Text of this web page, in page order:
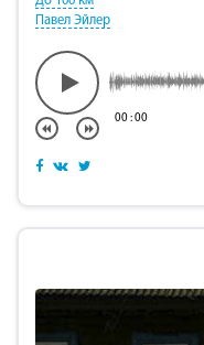
Павел Эйлер
00:00